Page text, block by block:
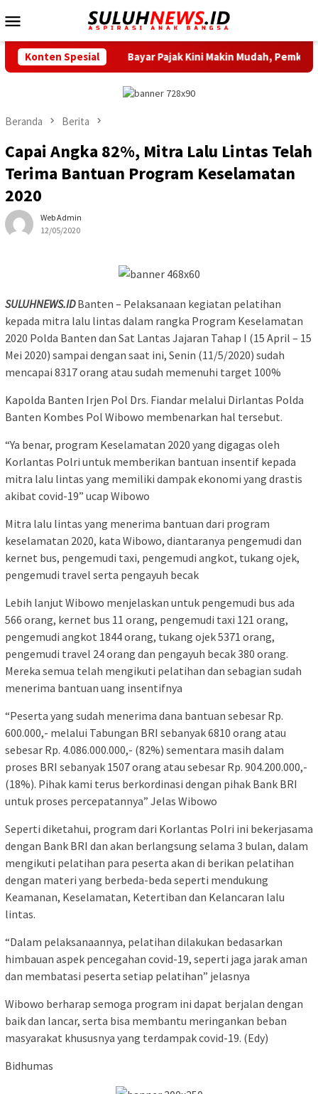
ke
Mobile
Konten Spesial
Bayar Pajak Kini Makin Mudah, Pemkot Tangerang
Beranda Berita
Capai Angka 82%, Mitra Lalu Lintas Telah
Terima Bantuan Program Keselamatan
2020
Web Admin
12/05/2020
SULUHNEWS.IDBanten – Pelaksanaan kegiatan pelatihan
kepada mitra lalu lintas dalam rangka Program Keselamatan
2020 Polda Banten dan Sat Lantas Jajaran Tahap I (15 April – 15
Mei 2020) sampai dengan saat ini, Senin (11/5/2020) sudah
mencapai 8317 orang atau sudah memenuhi target 100%
Kapolda Banten Irjen Pol Drs. Fiandar melalui Dirlantas Polda
Banten Kombes Pol Wibowo membenarkan hal tersebut.
“Ya benar, program Keselamatan 2020 yang digagas oleh
Korlantas Polri untuk memberikan bantuan insentif kepada
mitra lalu lintas yang memiliki dampak ekonomi yang drastis
akibat covid-19” ucap Wibowo
Mitra lalu lintas yang menerima bantuan dari program
keselamatan 2020, kata Wibowo, diantaranya pengemudi dan
kernet bus, pengemudi taxi, pengemudi angkot, tukang ojek,
pengemudi travel serta pengayuh becak
Lebih lanjut Wibowo menjelaskan untuk pengemudi bus ada
566 orang, kernet bus 11 orang, pengemudi taxi 121 orang,
pengemudi angkot 1844 orang, tukang ojek 5371 orang,
pengemudi travel 24 orang dan pengayuh becak 380 orang.
Mereka semua telah mengikuti pelatihan dan sebagian sudah
menerima bantuan uang insentifnya
“Peserta yang sudah menerima dana bantuan sebesar Rp.
600.000,- melalui Tabungan BRI sebanyak 6810 orang atau
sebesar Rp. 4.086.000.000,- (82%) sementara masih dalam
proses BRI sebanyak 1507 orang atau sebesar Rp. 904.200.000,-
(18%). Pihak kami terus berkordinasi dengan pihak Bank BRI
untuk proses percepatannya” Jelas Wibowo
Seperti diketahui, program dari Korlantas Polri ini bekerjasama
dengan Bank BRI dan akan berlangsung selama 3 bulan, dalam
mengikuti pelatihan para peserta akan di berikan pelatihan
dengan materi yang berbeda-beda seperti mendukung
Keamanan, Keselamatan, Ketertiban dan Kelancaran lalu
lintas.
“Dalam pelaksanaannya, pelatihan dilakukan bedasarkan
himbauan aspek pencegahan covid-19, seperti jaga jarak aman
dan membatasi peserta setiap pelatihan” jelasnya
Wibowo berharap semoga program ini dapat berjalan dengan
baik dan lancar, serta bisa membantu meringankan beban
masyarakat khususnya yang terdampak covid-19. (Edy)
Bidhumas